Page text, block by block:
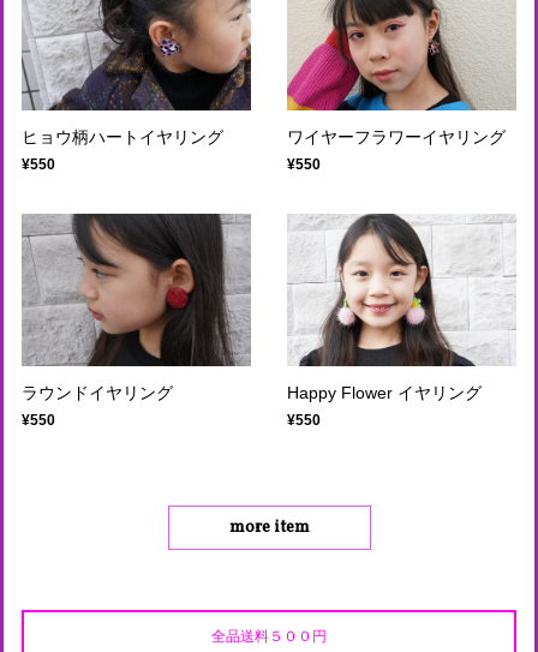
ヒョウ柄ハートイヤリング
¥550
ワイヤーフラワーイヤリング
¥550
ラウンドイヤリング
¥550
Happy Flower イヤリング
¥550
more item
全品送料５００円